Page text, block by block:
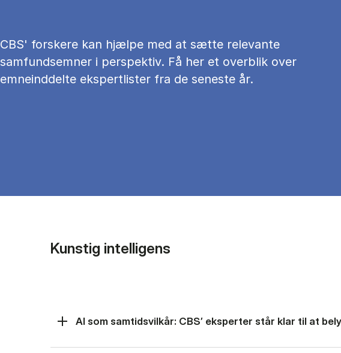
CBS' forskere kan hjælpe med at sætte relevante
samfundsemner i perspektiv. Få her et overblik over
emneinddelte ekspertlister fra de seneste år.
Kunstig intelligens
AI som samtidsvilkår: CBS’ eksperter står klar til at